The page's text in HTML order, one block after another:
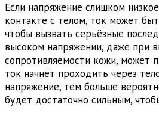
Если напряжение слишком
контакте с телом, ток может
чтобы вызвать серьёзные
высоком напряжении, даже при
сопротивляемости кожи, может
ток начнёт проходить через
напряжение, тем больше
будет достаточно сильным,